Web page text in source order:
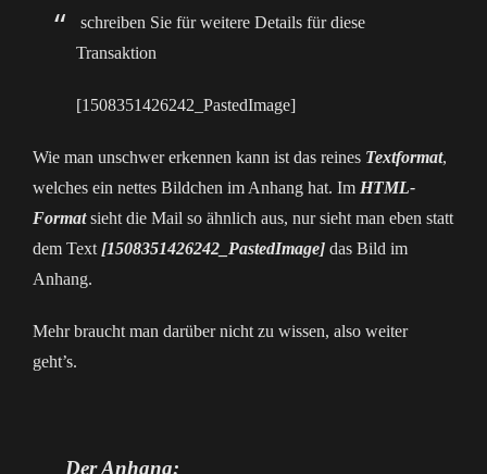
schreiben Sie für weitere Details für diese
Transaktion
[1508351426242_PastedImage]
Wie man unschwer erkennen kann ist das reines Textformat,
welches ein nettes Bildchen im Anhang hat. Im HTML-
Formatsieht die Mail so ähnlich aus, nur sieht man eben statt
dem Text [1508351426242_PastedImage] das Bild im
Anhang.
Mehr braucht man darüber nicht zu wissen, also weiter
geht’s.
Der Anhang: